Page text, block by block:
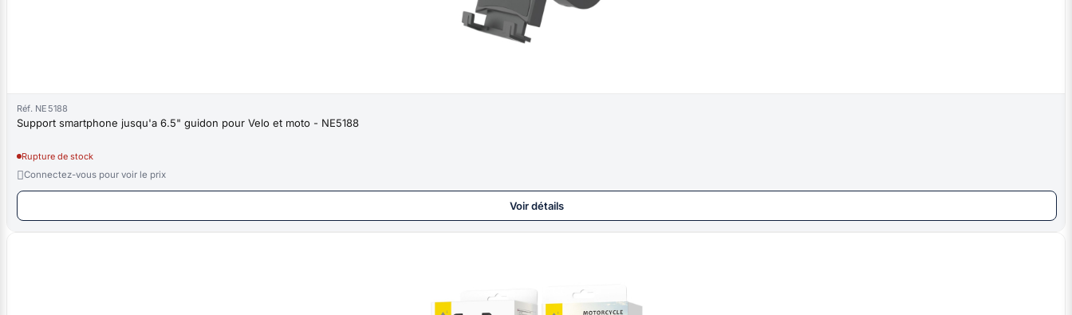
Réf. NE5188
Support smartphone jusqu'a 6.5" guidon pour Velo et moto - NE5188
Rupture de stock
Connectez-vous pour voir le prix
Voir détails